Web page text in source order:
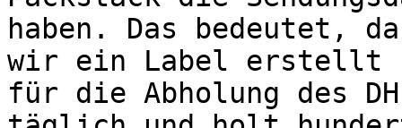
haben. Das bedeutet,
wir ein Label erstellt
für die Abholung des